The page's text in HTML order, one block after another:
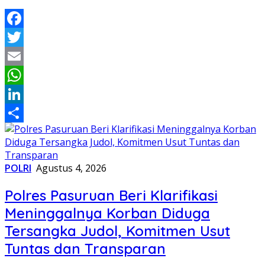
Facebook
Twitter
Email
WhatsApp
LinkedIn
Share
POLRI Agustus 4, 2026
Polres Pasuruan Beri Klarifikasi
Meninggalnya Korban Diduga
Tersangka Judol, Komitmen Usut
Tuntas dan Transparan